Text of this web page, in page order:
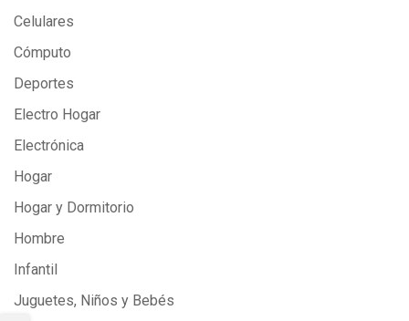
Celulares
Cómputo
Deportes
Electro Hogar
Electrónica
Hogar
Hogar y Dormitorio
Hombre
Infantil
Juguetes, Niños y Bebés